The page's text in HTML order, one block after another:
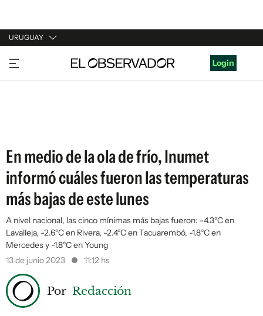
URUGUAY
URUGUAY
ARGENTINA
Login
En medio de la ola de frío, Inumet
informó cuáles fueron las temperaturas
más bajas de este lunes
A nivel nacional, las cinco mínimas más bajas fueron: -4.3°C en
Lavalleja, -2.6°C en Rivera, -2.4°C en Tacuarembó, -1.8°C en
Mercedes y -1.8°C en Young
13 de junio 2023
11:12 hs
Por Redacción